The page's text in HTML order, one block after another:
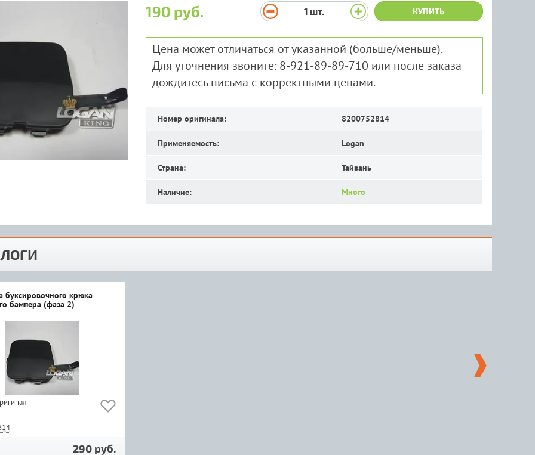
190 руб. 1 шт. КУПИТЬ
Цена может отличаться от указанной (больше/меньше).
Для уточнения звоните: 8-921-89-89-710 или после заказа
дождитесь письма с корректными ценами.
Номер оригинала: 8200752814
Применяемость: Logan
Страна: Тайвань
Наличие: Много
буксировочного крюка
бампера (фаза 2)
290 руб.